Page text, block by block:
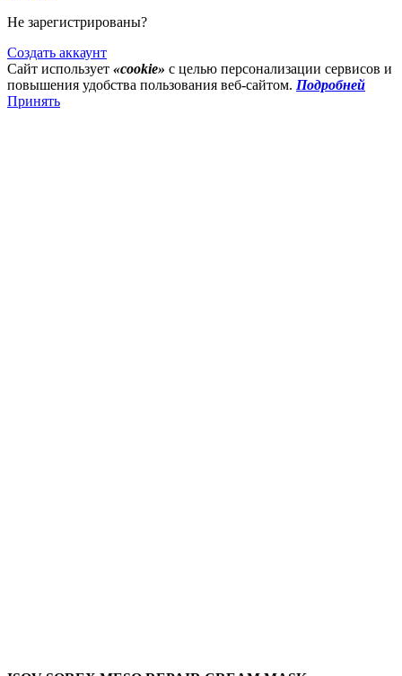
Не зарегистрированы?
Создать аккаунт
Сайт использует «cookie» с целью персонализации сервисов и
повышения удобства пользования веб-сайтом. Подробней
Принять